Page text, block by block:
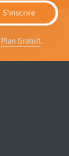
S'inscrire
Plan Gratuit.